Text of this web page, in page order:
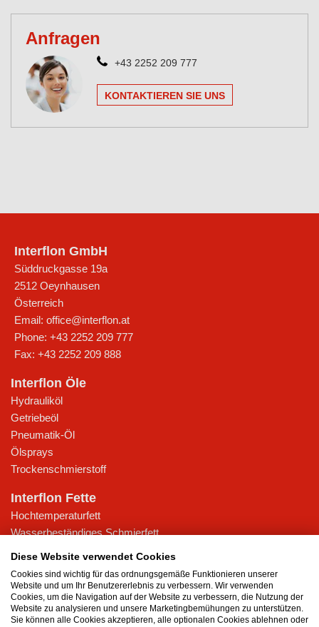
Anfragen
+43 2252 209 777
KONTAKTIEREN SIE UNS
Interflon GmbH
Süddruckgasse 19a
2512 Oeynhausen
Österreich
Email: office@interflon.at
Phone: +43 2252 209 777
Fax: +43 2252 209 888
Interflon Öle
Hydrauliköl
Getriebeöl
Pneumatik-Öl
Ölsprays
Trockenschmierstoff
Interflon Fette
Hochtemperaturfett
Wasserbeständiges Schmierfett
Mehrzweckfett
Wissensdatenbank
Diese Website verwendet Cookies
Cookies sind wichtig für das ordnungsgemäße Funktionieren unserer
Website und um Ihr Benutzererlebnis zu verbessern. Wir verwenden
Cookies, um die Navigation auf der Website zu verbessern, die Nutzung der
Website zu analysieren und unsere Marketingbemühungen zu unterstützen.
Sie können alle Cookies akzeptieren, alle optionalen Cookies ablehnen oder